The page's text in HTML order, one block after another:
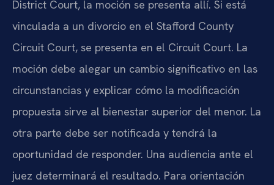
District Court, la moción se presenta allí. Si está
vinculada a un divorcio en el Stafford County
Circuit Court, se presenta en el Circuit Court. La
moción debe alegar un cambio significativo en las
circunstancias y explicar cómo la modificación
propuesta sirve al bienestar superior del menor. La
otra parte debe ser notificada y tendrá la
oportunidad de responder. Una audiencia ante el
juez determinará el resultado. Para orientación